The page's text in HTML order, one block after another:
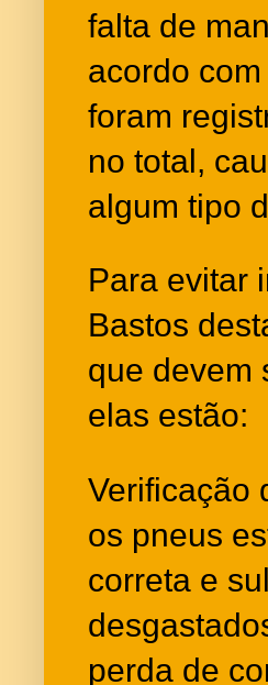
falta de
acordo
foram
no total,
algum tipo
Para evitar
Bastos
que devem
elas estão:
Verificação
os pneus
correta e
perda de